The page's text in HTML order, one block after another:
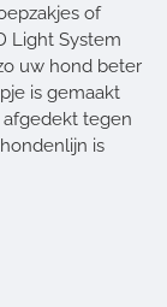
of
Light System
uw hond beter
is gemaakt
tegen
is